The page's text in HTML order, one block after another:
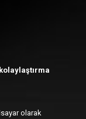
olarak